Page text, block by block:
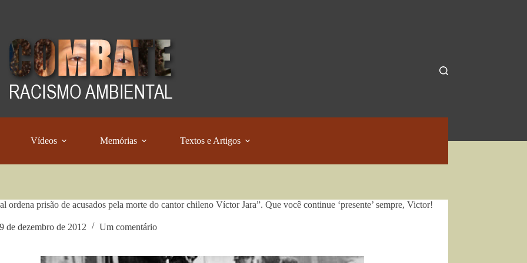
Vídeos Memórias Textos e Artigos
ordena prisão de acusados pela morte do cantor chileno Víctor Jara”. Que você continue ‘presente’ sempre, Victor!
de dezembro de 2012 Um comentário